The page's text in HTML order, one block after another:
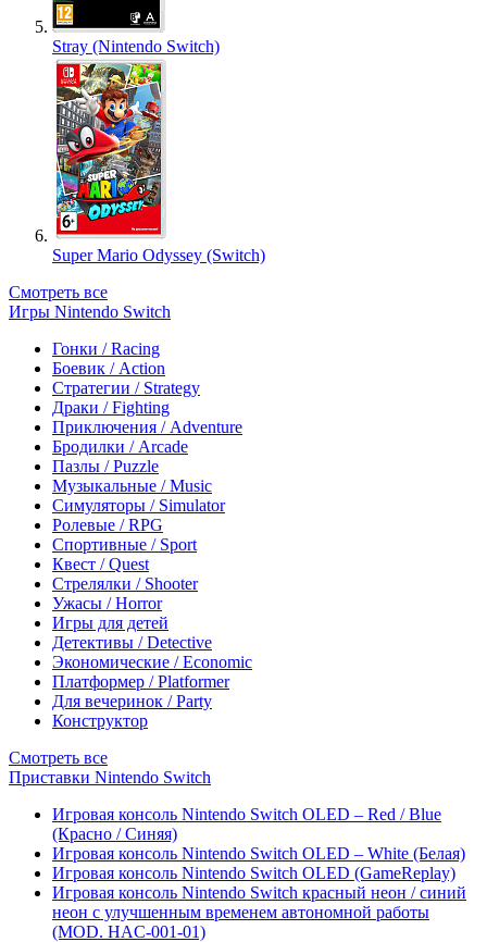
Stray (Nintendo Switch)
Super Mario Odyssey (Switch)
Смотреть все
Игры Nintendo Switch
Гонки / Racing
Боевик / Action
Стратегии / Strategy
Драки / Fighting
Приключения / Adventure
Бродилки / Arcade
Пазлы / Puzzle
Музыкальные / Music
Симуляторы / Simulator
Ролевые / RPG
Спортивные / Sport
Квест / Quest
Стрелялки / Shooter
Ужасы / Horror
Игры для детей
Детективы / Detective
Экономические / Economic
Платформер / Platformer
Для вечеринок / Party
Конструктор
Смотреть все
Приставки Nintendo Switch
Игровая консоль Nintendo Switch OLED – Red / Blue
(Красно / Синяя)
Игровая консоль Nintendo Switch OLED – White (Белая)
Игровая консоль Nintendo Switch OLED (GameReplay)
Игровая консоль Nintendo Switch красный неон / синий
неон с улучшенным временем автономной работы
(MOD. HAC-001-01)